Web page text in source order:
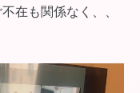
在も関係なく、、